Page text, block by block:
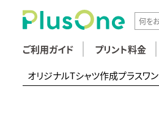
ご利用ガイド プリント料金
オリジナルTシャツ作成プラスワン